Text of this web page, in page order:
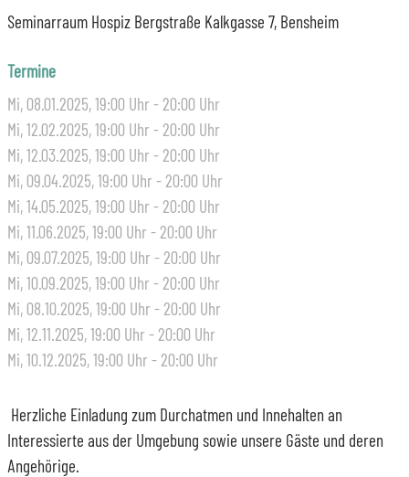
Seminarraum Hospiz Bergstraße Kalkgasse 7, Bensheim
Termine
Mi, 08.01.2025, 19:00 Uhr - 20:00 Uhr
Mi, 12.02.2025, 19:00 Uhr - 20:00 Uhr
Mi, 12.03.2025, 19:00 Uhr - 20:00 Uhr
Mi, 09.04.2025, 19:00 Uhr - 20:00 Uhr
Mi, 14.05.2025, 19:00 Uhr - 20:00 Uhr
Mi, 11.06.2025, 19:00 Uhr - 20:00 Uhr
Mi, 09.07.2025, 19:00 Uhr - 20:00 Uhr
Mi, 10.09.2025, 19:00 Uhr - 20:00 Uhr
Mi, 08.10.2025, 19:00 Uhr - 20:00 Uhr
Mi, 12.11.2025, 19:00 Uhr - 20:00 Uhr
Mi, 10.12.2025, 19:00 Uhr - 20:00 Uhr
Herzliche Einladung zum Durchatmen und Innehalten an
Interessierte aus der Umgebung sowie unsere Gäste und deren
Angehörige.